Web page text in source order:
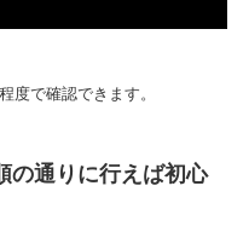
度で確認できます。
の通りに行えば初心